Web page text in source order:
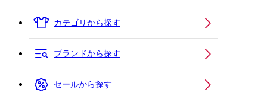
カテゴリから探す
ブランドから探す
セールから探す